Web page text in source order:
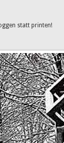
statt printen!